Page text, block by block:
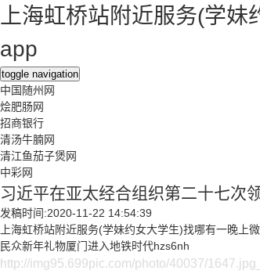
上海虹桥站附近服务(学
app
toggle navigation
中国随州网
烩肥肠网
招商银行
清汤牛腩网
清江鱼茄子煲网
中彩网
习近平在亚太经合组织第二十七次
发稿时间:2020-11-22 14:54:39
上海虹桥站附近服务(学妹约女大学生)找哪有一晚
民众新年礼物厦门进入地铁时代hzs6nh
http://img95.699pic.com/photo/40037/